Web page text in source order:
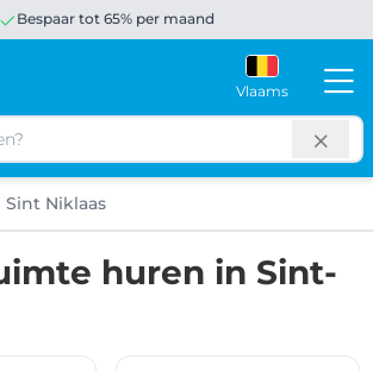
Bespaar tot 65% per maand
Vlaams
Sint Niklaas
huren in Sint-